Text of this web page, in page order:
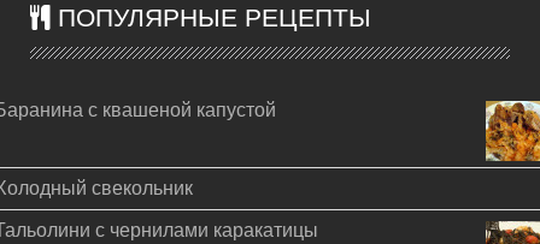
ПОПУЛЯРНЫЕ РЕЦЕПТЫ
с квашеной капустой
свекольник
с чернилами каракатицы